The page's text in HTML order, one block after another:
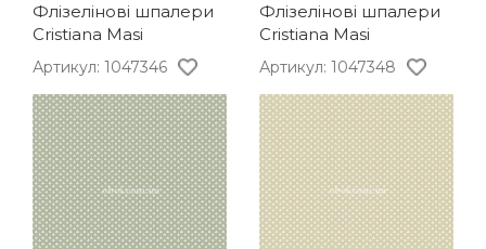
Флізелінові шпалери
Cristiana Masi
Артикул: 1047346
Флізелінові шпалери
Cristiana Masi
Артикул: 1047348